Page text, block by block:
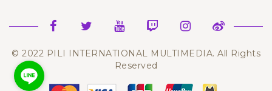
© 2022 PILI INTERNATIONAL MULTIMEDIA. All Rights
Reserved